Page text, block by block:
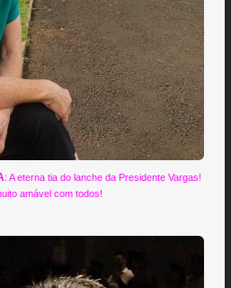
: A eterna tia do lanche da Presidente Vargas!
amável com todos!